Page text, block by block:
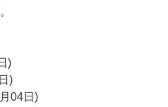
)
)
04日)